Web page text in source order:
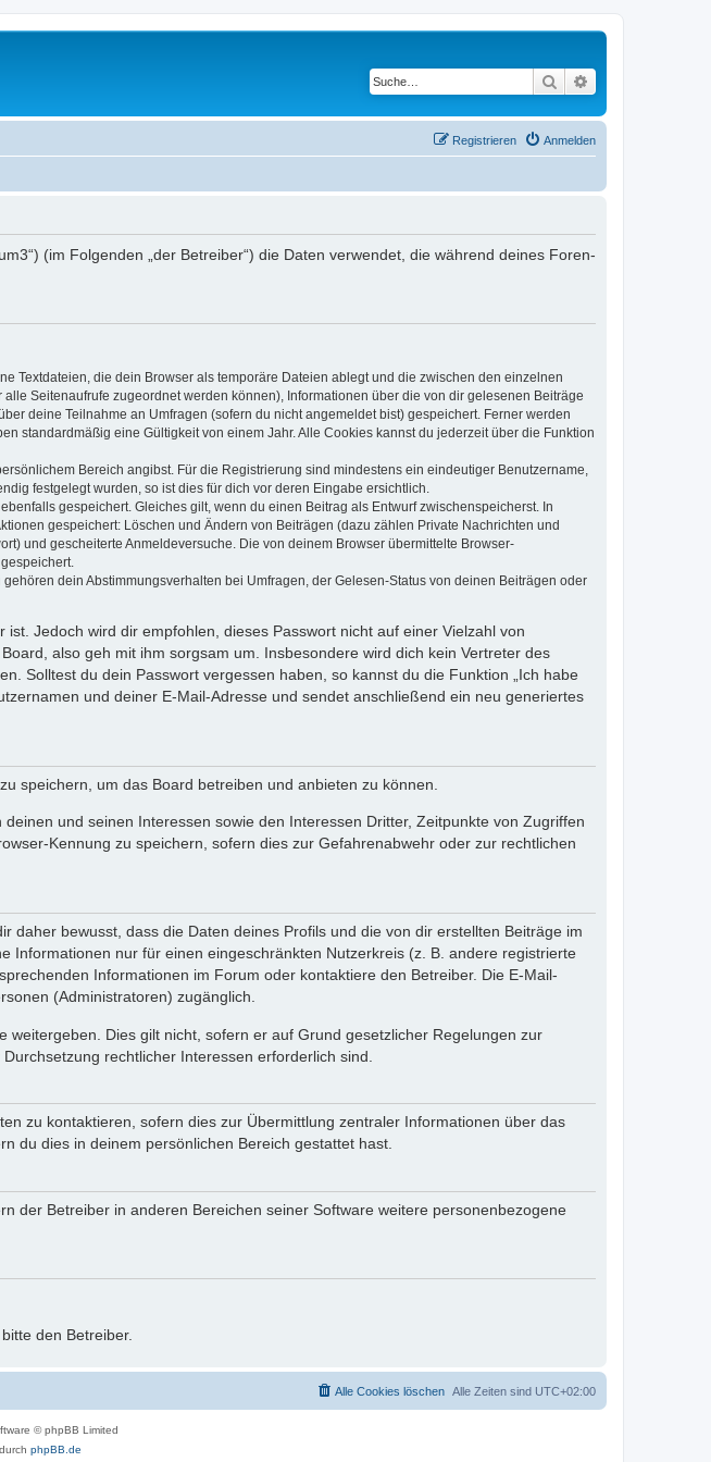
Suche
Anmelden
Registrieren
(im Folgenden „der Betreiber“) die Daten verwendet, die während deines Foren-
Textdateien, die dein Browser als temporäre Dateien ablegt und die zwischen den einzelnen
Seitenaufrufe zugeordnet werden können), Informationen über die von dir gelesenen Beiträge
deine Teilnahme an Umfragen (sofern du nicht angemeldet bist) gespeichert. Ferner werden
standardmäßig eine Gültigkeit von einem Jahr. Alle Cookies kannst du jederzeit über die Funktion
Bereich angibst. Für die Registrierung sind mindestens ein eindeutiger Benutzername,
festgelegt wurden, so ist dies für dich vor deren Eingabe ersichtlich.
gespeichert. Gleiches gilt, wenn du einen Beitrag als Entwurf zwischenspeicherst. In
gespeichert: Löschen und Ändern von Beiträgen (dazu zählen Private Nachrichten und
und gescheiterte Anmeldeversuche. Die von deinem Browser übermittelte Browser-
dein Abstimmungsverhalten bei Umfragen, der Gelesen-Status von deinen Beiträgen oder
Jedoch wird dir empfohlen, dieses Passwort nicht auf einer Vielzahl von
also geh mit ihm sorgsam um. Insbesondere wird dich kein Vertreter des
Solltest du dein Passwort vergessen haben, so kannst du die Funktion „Ich habe
und deiner E-Mail-Adresse und sendet anschließend ein neu generiertes
speichern, um das Board betreiben und anbieten zu können.
und seinen Interessen sowie den Interessen Dritter, Zeitpunkte von Zugriffen
Kennung zu speichern, sofern dies zur Gefahrenabwehr oder zur rechtlichen
bewusst, dass die Daten deines Profils und die von dir erstellten Beiträge im
Informationen nur für einen eingeschränkten Nutzerkreis (z. B. andere registrierte
Informationen im Forum oder kontaktiere den Betreiber. Die E-Mail-
(Administratoren) zugänglich.
Dies gilt nicht, sofern er auf Grund gesetzlicher Regelungen zur
rechtlicher Interessen erforderlich sind.
zu kontaktieren, sofern dies zur Übermittlung zentraler Informationen über das
du dies in deinem persönlichen Bereich gestattet hast.
der Betreiber in anderen Bereichen seiner Software weitere personenbezogene
den Betreiber.
Alle Zeiten sind UTC+02:00
Alle Cookies löschen
© phpBB Limited
phpBB.de